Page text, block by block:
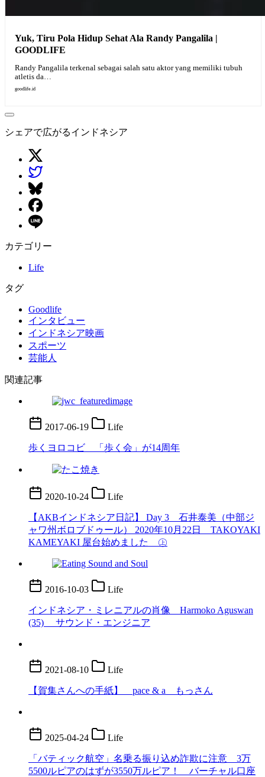
Yuk, Tiru Pola Hidup Sehat Ala Randy Pangalila |
GOODLIFE
Randy Pangalila terkenal sebagai salah satu aktor yang memiliki tubuh
atletis da…
goodlife.id
シェアで広がるインドネシア
カテゴリー
Life
タグ
Goodlife
インタビュー
インドネシア映画
スポーツ
芸能人
関連記事
2017-06-19 Life
歩くヨロコビ 「歩く会」が14周年
2020-10-24 Life
【AKBインドネシア日記】 Day 3 石井泰美（中部ジ
ャワ州ボロブドゥール） 2020年10月22日 TAKOYAKI
KAMEYAKI 屋台始めました ㊤
2016-10-03 Life
インドネシア・ミレニアルの肖像 Harmoko Aguswan
(35) サウンド・エンジニア
2021-08-10 Life
【賀集さんへの手紙】 pace & a もっさん
2025-04-24 Life
「バティック航空」名乗る振り込め詐欺に注意 3万
5500ルピアのはずが3550万ルピア！ バーチャル口座